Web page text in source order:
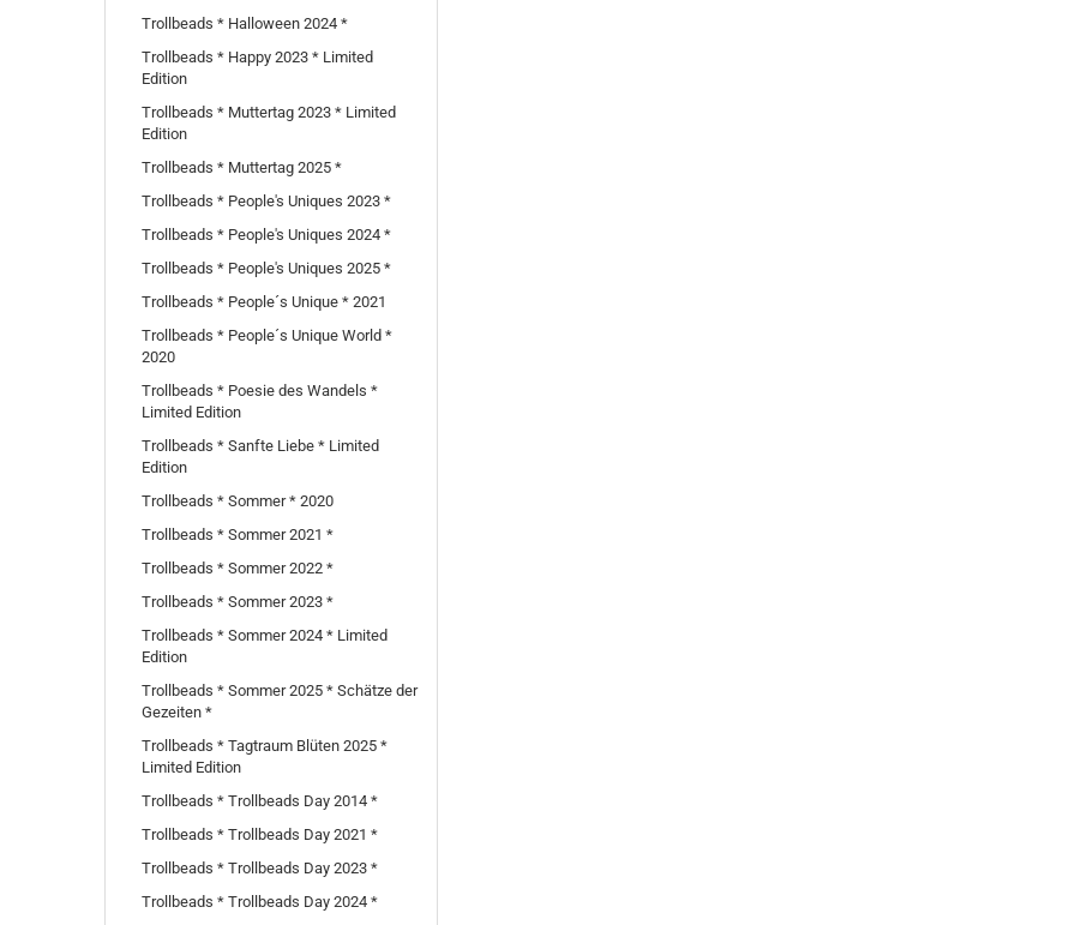
Trollbeads * Halloween 2024 *
Trollbeads * Happy 2023 * Limited
Edition
Trollbeads * Muttertag 2023 * Limited
Edition
Trollbeads * Muttertag 2025 *
Trollbeads * People's Uniques 2023 *
Trollbeads * People's Uniques 2024 *
Trollbeads * People's Uniques 2025 *
Trollbeads * People´s Unique * 2021
Trollbeads * People´s Unique World *
2020
Trollbeads * Poesie des Wandels *
Limited Edition
Trollbeads * Sanfte Liebe * Limited
Edition
Trollbeads * Sommer * 2020
Trollbeads * Sommer 2021 *
Trollbeads * Sommer 2022 *
Trollbeads * Sommer 2023 *
Trollbeads * Sommer 2024 * Limited
Edition
Trollbeads * Sommer 2025 * Schätze der
Gezeiten *
Trollbeads * Tagtraum Blüten 2025 *
Limited Edition
Trollbeads * Trollbeads Day 2014 *
Trollbeads * Trollbeads Day 2021 *
Trollbeads * Trollbeads Day 2023 *
Trollbeads * Trollbeads Day 2024 *